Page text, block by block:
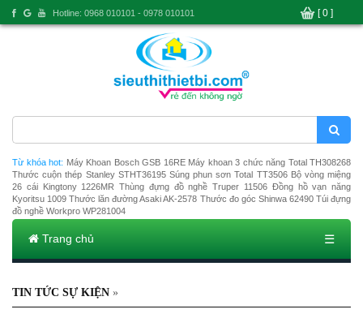
Từ khóa hot: Máy Khoan Bosch GSB 16RE Máy khoan 3 chức năng Total TH308268
Thước cuộn thép Stanley STHT36195 Súng phun sơn Total TT3506 Bộ vòng miệng
26 cái Kingtony 1226MR Thùng đựng đồ nghề Truper 11506 Đồng hồ vạn năng
Kyoritsu 1009 Thước lăn đường Asaki AK-2578 Thước đo góc Shinwa 62490 Túi đựng
đồ nghề Workpro WP281004
Trang chủ ☰
TIN TỨC SỰ KIỆN »
Hotline: 0968 010101 - 0978 010101 [ 0 ]